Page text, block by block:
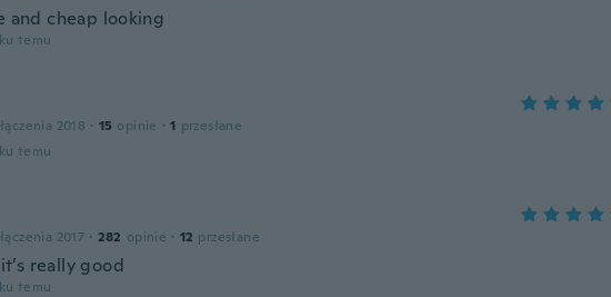
and cheap looking
temu
2018 · 15 opinie · 1 przesłane
temu
2017 · 282 opinie · 12 przesłane
really good
temu